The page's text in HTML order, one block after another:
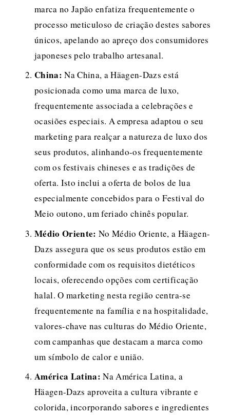
marca no Japão enfatiza frequentemente o
processo meticuloso de criação destes sabores
únicos, apelando ao apreço dos consumidores
japoneses pelo trabalho artesanal.
China: Na China, a Häagen-Dazs está
posicionada como uma marca de luxo,
frequentemente associada a celebrações e
ocasiões especiais. A empresa adaptou o seu
marketing para realçar a natureza de luxo dos
seus produtos, alinhando-os frequentemente
com os festivais chineses e as tradições de
oferta. Isto inclui a oferta de bolos de lua
especialmente concebidos para o Festival do
Meio outono, um feriado chinês popular.
Médio Oriente: No Médio Oriente, a Häagen-
Dazs assegura que os seus produtos estão em
conformidade com os requisitos dietéticos
locais, oferecendo opções com certificação
halal. O marketing nesta região centra-se
frequentemente na família e na hospitalidade,
valores-chave nas culturas do Médio Oriente,
com campanhas que destacam a marca como
um símbolo de calor e união.
América Latina: Na América Latina, a
Häagen-Dazs aproveita a cultura vibrante e
colorida, incorporando sabores e ingredientes